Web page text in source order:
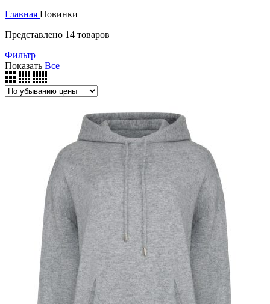
Главная Новинки
Представлено 14 товаров
Фильтр
Показать Все